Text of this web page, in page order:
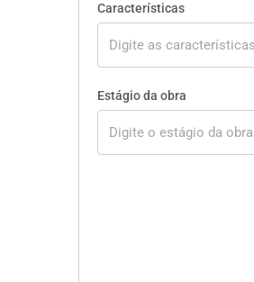
Características
Estágio da obra